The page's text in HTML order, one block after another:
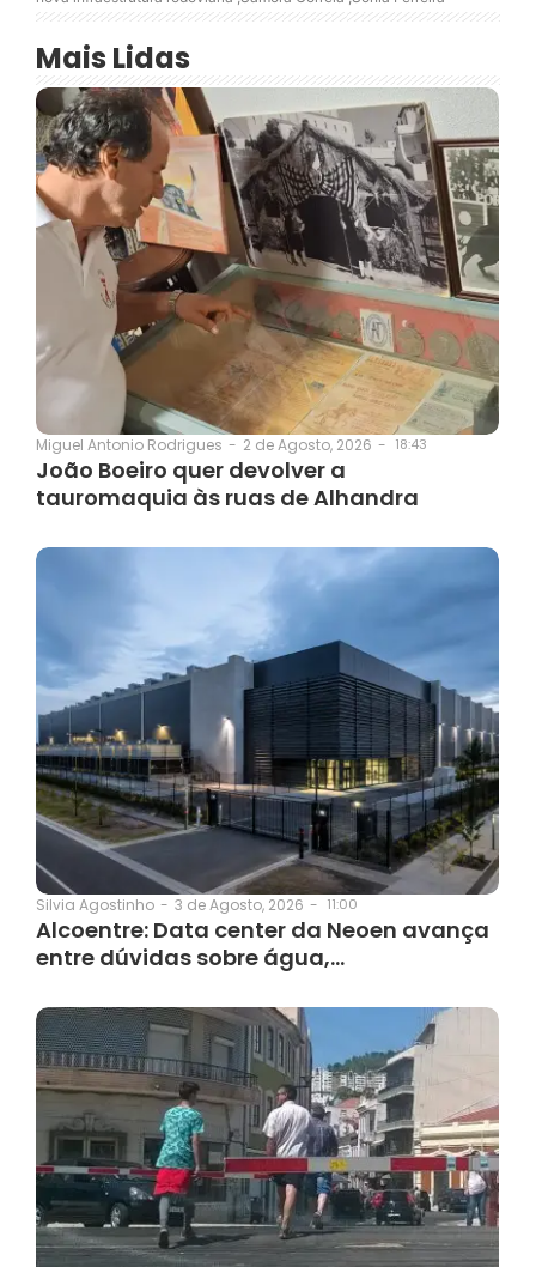
Mais Lidas
Miguel Antonio Rodrigues - 2 de Agosto, 2026 - 18:43
João Boeiro quer devolver a
tauromaquia às ruas de Alhandra
Silvia Agostinho - 3 de Agosto, 2026 - 11:00
Alcoentre: Data center da Neoen avança
entre dúvidas sobre água,…